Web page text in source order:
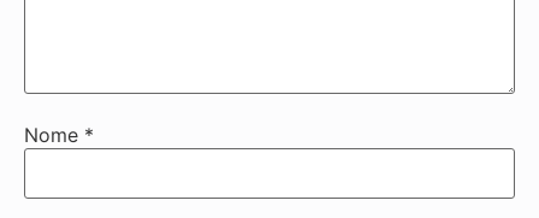
Nome *